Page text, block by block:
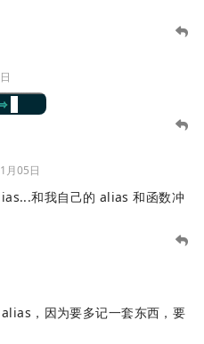
月05日
和我自己的 alias 和函数冲
，因为要多记一套东西，要